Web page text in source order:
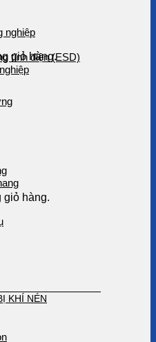
giỏ hàng.
giỏ hàng.
nghiệp
tĩnh điện (ESD)
KHÍ NÉN